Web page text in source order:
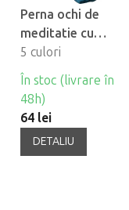
Perna ochi de
meditatie cu
lavanda Bodhi
Lotus mako-
satin
5 culori
În stoc (livrare în
48h)
64 lei
DETALIU